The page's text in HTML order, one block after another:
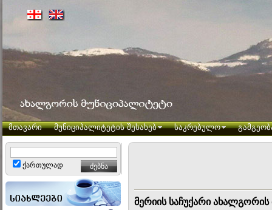
მთავარი მუნიციპალიტეტის შესახებ საკრებულო
ქართულად
მერიის საჩუქარი ახალგორის